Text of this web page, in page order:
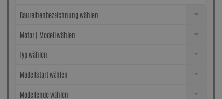
Baureihenbezeichnung wählen
Motor | Modell wählen
Typ wählen
Modellstart wählen
Modellende wählen